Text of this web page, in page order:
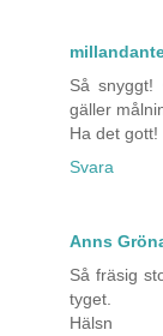
Så
gäller
Ha det gott!
Svara
Anns
Så fräsig
tyget.
Hälsn